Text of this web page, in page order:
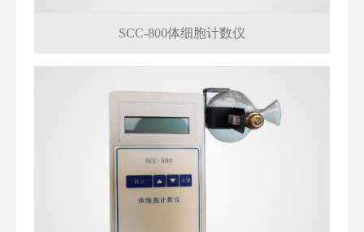
SCC-800体细胞计数仪